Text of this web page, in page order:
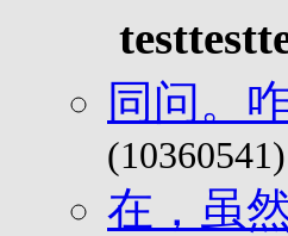
同问。
(10360541)
在，虽